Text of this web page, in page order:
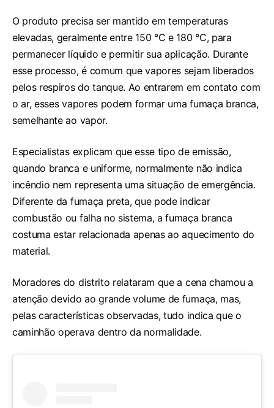
O produto precisa ser mantido em temperaturas
elevadas, geralmente entre 150 °C e 180 °C, para
permanecer líquido e permitir sua aplicação. Durante
esse processo, é comum que vapores sejam liberados
pelos respiros do tanque. Ao entrarem em contato com
o ar, esses vapores podem formar uma fumaça branca,
semelhante ao vapor.
Especialistas explicam que esse tipo de emissão,
quando branca e uniforme, normalmente não indica
incêndio nem representa uma situação de emergência.
Diferente da fumaça preta, que pode indicar
combustão ou falha no sistema, a fumaça branca
costuma estar relacionada apenas ao aquecimento do
material.
Moradores do distrito relataram que a cena chamou a
atenção devido ao grande volume de fumaça, mas,
pelas características observadas, tudo indica que o
caminhão operava dentro da normalidade.